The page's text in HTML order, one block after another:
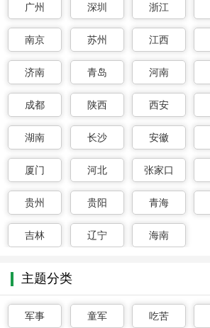
广州 深圳 浙江
南京 苏州 江西
济南 青岛 河南
成都 陕西 西安
湖南 长沙 安徽
厦门 河北 张家口
贵州 贵阳 青海
吉林 辽宁 海南
主题分类
军事 童军 吃苦